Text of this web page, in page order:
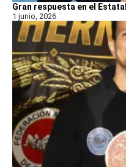
Gran respuesta en el
1 junio, 2026